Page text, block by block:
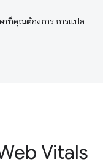
าที่คุณต้องการ การแปล
Vitals